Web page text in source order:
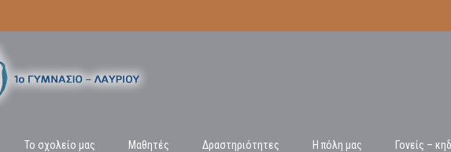
Το σχολείο μας Μαθητές Δραστηριότητες Η πόλη μας Γονείς –